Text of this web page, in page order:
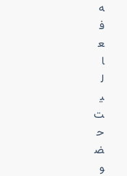
ه
ف
ع
ا
ل
ی
ت
ح
ض
و